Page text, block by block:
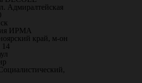
Адмиралтейская
ИРМА
край, м-он
14